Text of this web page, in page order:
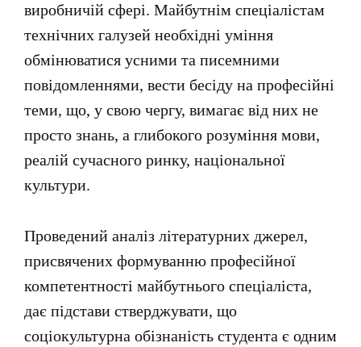
виробничій сфері. Майбутнім спеціалістам
технічних галузей необхідні уміння
обмінюватися усними та писемними
повідомленнями, вести бесіду на професійні
теми, що, у свою чергу, вимагає від них не
просто знань, а глибокого розуміння мови,
реалій сучасного ринку, національної
культури.
Проведений аналіз літературних джерел,
присвячених формуванню професійної
компетентності майбутнього спеціаліста,
дає підстави стверджувати, що
соціокультурна обізнаність студента є одним